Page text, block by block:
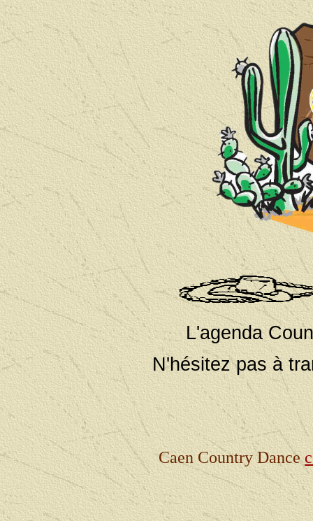
L'agenda
N'hésitez pas à
Caen Country Dance